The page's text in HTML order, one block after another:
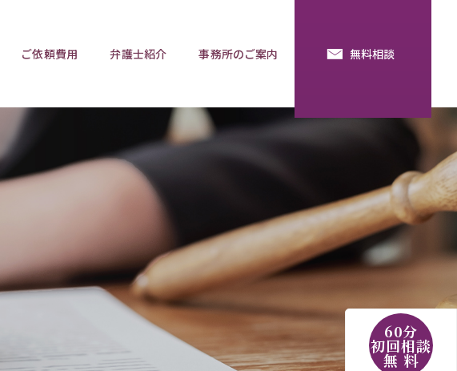
預金の使い込み
遺産分割調停 相談用語集
ご依頼費用 弁護士紹介 事務所のご案内 無料相談
60分
初回相談
無 料